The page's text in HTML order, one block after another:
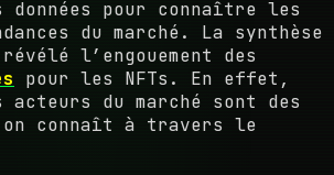
données pour connaître les
du marché. La synthèse
l’engouement des
pour les NFTs. En effet,
du marché sont des
connaît à travers le